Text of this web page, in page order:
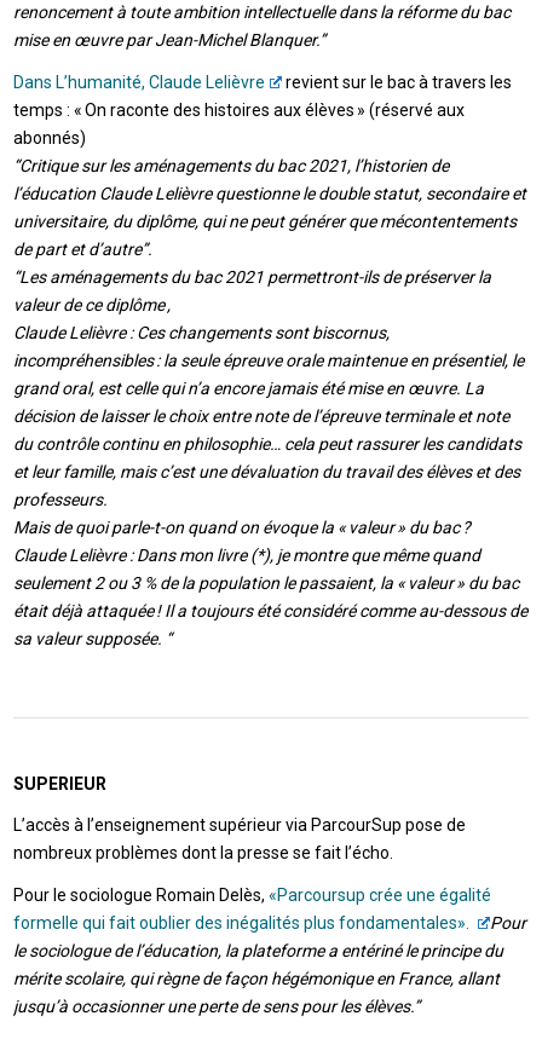
renoncement à toute ambition intellectuelle dans la réforme du bac
mise en œuvre par Jean-Michel Blanquer.”
Dans L’humanité, Claude Lelièvre
revient sur le bac à travers les
temps : « On raconte des histoires aux élèves » (réservé aux
abonnés)
“Critique sur les aménagements du bac 2021, l’historien de
l’éducation Claude Lelièvre questionne le double statut, secondaire et
universitaire, du diplôme, qui ne peut générer que mécontentements
de part et d’autre”.
“Les aménagements du bac 2021 permettront-ils de préserver la
valeur de ce diplôme ,
Claude Lelièvre : Ces changements sont biscornus,
incompréhensibles : la seule épreuve orale maintenue en présentiel, le
grand oral, est celle qui n’a encore jamais été mise en œuvre. La
décision de laisser le choix entre note de l’épreuve terminale et note
du contrôle continu en philosophie… cela peut rassurer les candidats
et leur famille, mais c’est une dévaluation du travail des élèves et des
professeurs.
Mais de quoi parle-t-on quand on évoque la « valeur » du bac ?
Claude Lelièvre : Dans mon livre (*), je montre que même quand
seulement 2 ou 3 % de la population le passaient, la « valeur » du bac
était déjà attaquée ! Il a toujours été considéré comme au-dessous de
sa valeur supposée. “
SUPERIEUR
L’accès à l’enseignement supérieur via ParcourSup pose de
nombreux problèmes dont la presse se fait l’écho.
Pour le sociologue Romain Delès,«Parcoursup crée une égalité
formelle qui fait oublier des inégalités plus fondamentales».
Pour
le sociologue de l’éducation, la plateforme a entériné le principe du
mérite scolaire, qui règne de façon hégémonique en France, allant
jusqu’à occasionner une perte de sens pour les élèves.”